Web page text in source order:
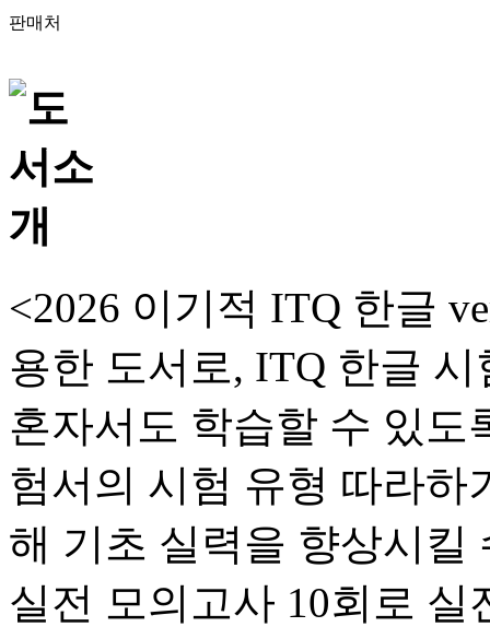
판매처
<2026 이기적 ITQ 한글
용한 도서로, ITQ 한글
혼자서도 학습할 수 있도
험서의 시험 유형 따라하
해 기초 실력을 향상시킬
실전 모의고사 10회로